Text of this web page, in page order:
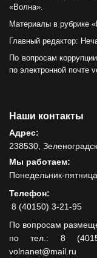
«Волна».
Материалы в рубрике
Главный редактор:
По вопросам
по электронной почте
Наши контакты
Адрес:
238530,
Мы работаем:
Понедельник-
Телефон:
8 (40150) 3-21-95
По вопросам
по тел.: 8
volnanet@mail.ru